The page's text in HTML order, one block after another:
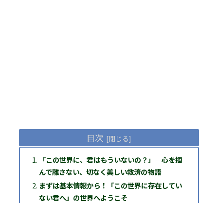
目次
「この世界に、君はもういないの？」―心を掴
んで離さない、切なく美しい救済の物語
まずは基本情報から！「この世界に存在してい
ない君へ」の世界へようこそ